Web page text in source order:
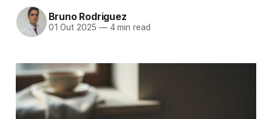
Bruno Rodriguez
01 Out 2025 —4 min read